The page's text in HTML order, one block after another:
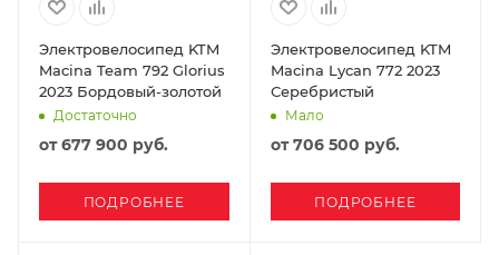
Электровелосипед KTM
Macina Team 792 Glorius
2023 Бордовый-золотой
Достаточно
от677 900 руб.
ПОДРОБНЕЕ
Электровелосипед KTM
Macina Lycan 772 2023
Серебристый
Мало
от706 500 руб.
ПОДРОБНЕЕ